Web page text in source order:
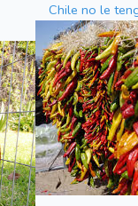
Chile no le